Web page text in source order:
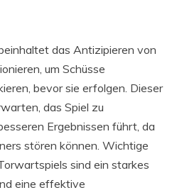
das Antizipieren von
um Schüsse
bevor sie erfolgen. Dieser
das Spiel zu
Ergebnissen führt, da
stören können. Wichtige
sind ein starkes
eine effektive